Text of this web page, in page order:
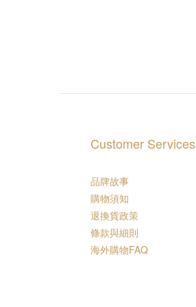
Customer Services
品牌故事
購物須知
退換貨政策
條款與細則
海外購物FAQ